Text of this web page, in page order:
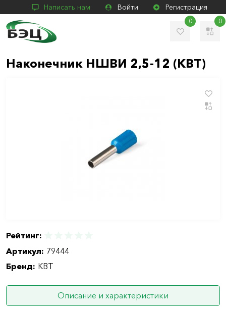
Написать нам Войти Регистрация
0 0
Наконечник НШВИ 2,5-12 (КВТ)
Рейтинг:
Артикул: 79444
Бренд: КВТ
Описание и характеристики